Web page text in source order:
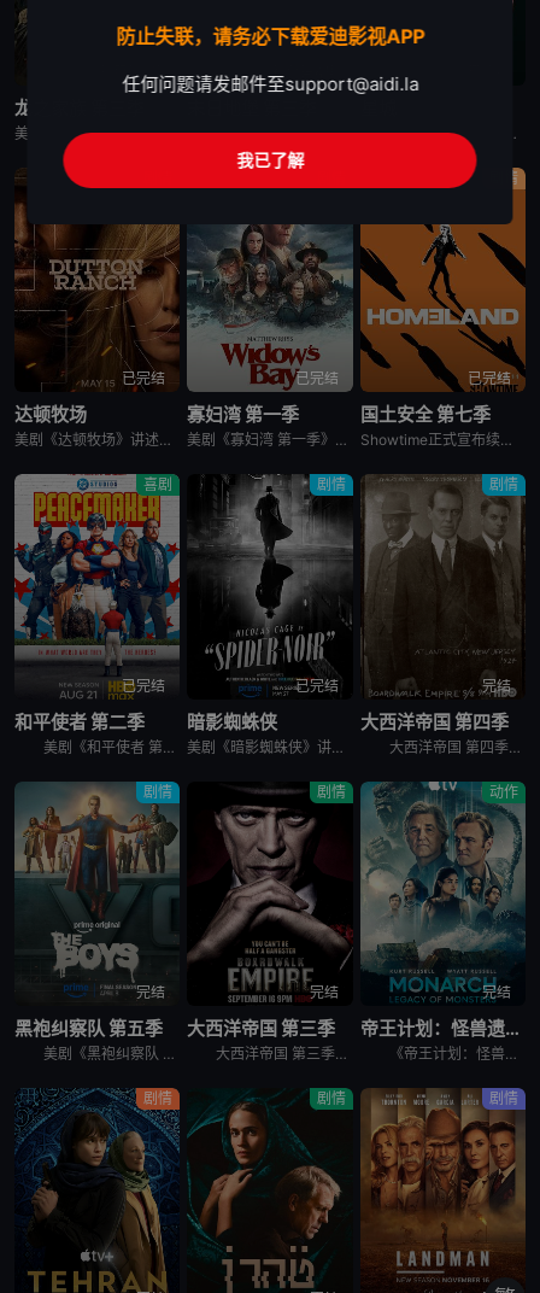
更新至第7集
龙之家族 第三季
美剧《龙之家族 第三季》，铁王座面前，绝无怜悯。
更新至第4集
美剧《末日地堡 第三季》又名：羊毛战记,羊毛记,Silo Season 3，讲述了：当下，Juliette Nichols在被迫接受“净化”后幸存下来，但记忆却已丧失，而地堡正从叛乱中恢复，并面临着新 美剧《星城》为太空竞赛题材剧《为全人类》的衍生剧，是同一设定下的全新篇章。《星城》将我们带回太空竞赛另类历史重述的关键时刻——苏联成为首个实现载人登月的国家。但这次，我们将从铁幕后方探索这个故事，展现
已完结
达顿牧场
美剧《达顿牧场》讲述了，抛开《黄石》时期经历的阴影，Beth和Rip努力共筑未来，但他们遭遇了残酷的新现实，以及一家不择手段、只为保住自己帝国的无情敌对牧场。在南得克萨斯州，血脉之深远胜于一切，宽恕转
已完结
寡妇湾 第一季
美剧《寡妇湾 第一季》讲述了，新英格兰外海40英里处的寡妇湾，终年被迷雾笼罩。这里流传着百年前的海难传说，所有出海的渔民葬身深海，只留下满岛寡妇与一道血色诅咒。新任市长汤姆·洛夫蒂斯决心振兴衰败的小镇
剧情
已完结
国土安全 第七季
Showtime正式宣布续订《国土安全》第7季。
喜剧
已完结
和平使者 第二季
美剧《和平使者 第二季》英文名为：Peacemaker Season 2。和平使者的正义联盟面试似乎不太顺利，同时他和朋友们面对着天眼局的威胁，必须比以往更加团结。
剧情
已完结
暗影蜘蛛侠
美剧《暗影蜘蛛侠》讲述了，私家侦探本·莱利接下了几个看似简单的案子…结果却被黑帮、怪物和一个神秘的蛇蝎美人卷入一张阴谋之网，使他不得不再度面对自己曾经的身份：纽约唯一的超级英雄&quot;蜘蛛&quo
剧情
完结
大西洋帝国 第四季
大西洋帝国 第四季英文名为Boardwalk Empire Season 4，在第三季播出三集后，《大西洋帝国 Boardwalk Empire》得到了HBO台新季即第四季的预订。 &nbsp;
剧情
完结
黑袍纠察队 第五季
美剧《黑袍纠察队 第五季》讲述了，这是祖国人的世界，完全受制于他反复无常、自大狂妄的意志。休伊、母乳和法兰奇被囚禁在一个“自由营”里。星光努力组织抵抗，对抗压倒性的超级英雄力量。喜美子下落不明。但
剧情
完结
大西洋帝国 第三季
大西洋帝国 第三季英文名为Boardwalk Empire Season 3，屡获殊荣的《大西洋帝国》（Boardwalk Empire）第三季将于北京时间9月17日播出，本季为12集。 &nbs
动作
完结
帝王计划：怪兽遗产 第二季
《帝王计划：怪兽遗产 第二季》讲述了，泰坦X并非普通的怪兽，它本身就是一场活生生的灾难。当它巨大的、散发着生物光辉的身躯冲破海面时，整个世界仿佛都屏住了呼吸。在第二季中，泰坦X成为了谜团的核心——
剧情 剧情 剧情
防止失联，请务必下载爱迪影视APP
任何问题请发邮件至support@aidi.la
我已了解